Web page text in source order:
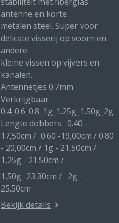
antenne en korte
metalen steel. Super voor
delicate visserij op voorn en
andere
kleine vissen op vijvers en
kanalen.
Antennetjes 0.7mm.
Verkrijgbaar
0.4_0.6_0.8_1g_1.25g_1.50g_2g
Lengte dobbers 0.40 -
17,50cm / 0.60 -19,00cm / 0.80
- 20,00cm / 1g - 21,50cm /
1,25g - 21.50cm /
1,50g -23.30cm / 2g -
25.50cm
Bekijk details